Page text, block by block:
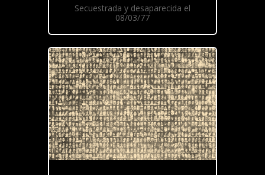
Secuestrada y desaparecida el
08/03/77